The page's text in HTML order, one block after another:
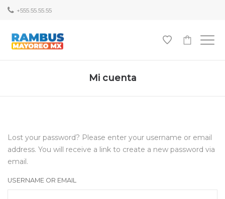
+555.55.55.55
Mi cuenta
Lost your password? Please enter your username or email
address. You will receive a link to create a new password via
email.
USERNAME OR EMAIL